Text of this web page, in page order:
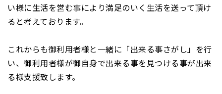
い様に生活を営む事により満足のいく生活を送って頂け
ると考えております。
これからも御利用者様と一緒に「出来る事さがし」を行
い、御利用者様が御自身で出来る事を見つける事が出来
る様支援致します。